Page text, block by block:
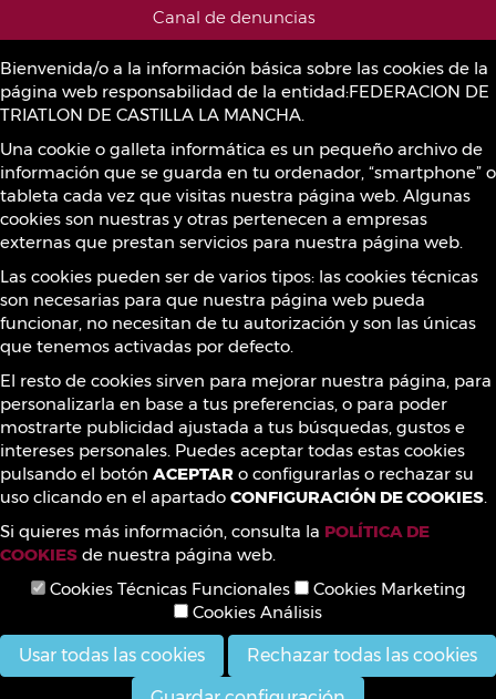
Bienvenida/o a la información básica sobre las cookies de la
página web responsabilidad de la entidad:FEDERACION DE
TRIATLON DE CASTILLA LA MANCHA.
Una cookie o galleta informática es un pequeño archivo de
información que se guarda en tu ordenador, “smartphone” o
tableta cada vez que visitas nuestra página web. Algunas
cookies son nuestras y otras pertenecen a empresas
externas que prestan servicios para nuestra página web.
Las cookies pueden ser de varios tipos: las cookies técnicas
son necesarias para que nuestra página web pueda
funcionar, no necesitan de tu autorización y son las únicas
que tenemos activadas por defecto.
El resto de cookies sirven para mejorar nuestra página, para
personalizarla en base a tus preferencias, o para poder
mostrarte publicidad ajustada a tus búsquedas, gustos e
intereses personales. Puedes aceptar todas estas cookies
pulsando el botón ACEPTAR o configurarlas o rechazar su
uso clicando en el apartado CONFIGURACIÓN DE COOKIES.
Si quieres más información, consulta la POLÍTICA DE
COOKIES de nuestra página web.
Cookies Técnicas Funcionales
Cookies Marketing
Cookies Análisis
Usar todas las cookies
Rechazar todas las cookies
Canal de denuncias
Política de Cookies
Sustancias prohibidas
Contacto
¡Síguenos!